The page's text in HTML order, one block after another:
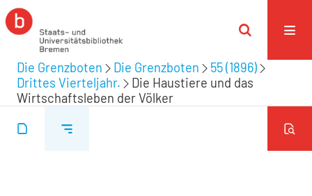
Die Grenzboten Die Grenzboten
55 (1896)
Drittes Vierteljahr.
Die Haustiere und das
Wirtschaftsleben der Völker